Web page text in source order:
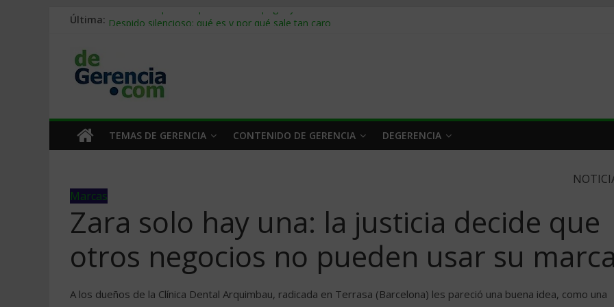
Última: Stablecoins para empresas: cómo pagar y cobrar en 2026
Trabajo forzoso en la cadena de suministro: qué hacer
Mercado hispano de EE. UU.: cómo segmentarlo y venderle
TEMAS DE GERENCIA CONTENIDO DE GERENCIA DEGERENCIA
Marcas
Zara solo hay una: la justicia decide que
otros negocios no pueden usar su
A los dueños de la Clínica Dental Arquimbau, radicada en Terrasa (Barcelona) les pareció una buena idea, como una